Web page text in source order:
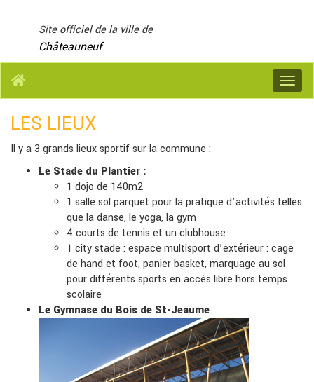
Site officiel de la ville de
Châteauneuf
Menu
LES LIEUX
Il y a 3 grands lieux sportif sur la commune :
Le Stade du Plantier :
1 dojo de 140m2
1 salle sol parquet pour la pratique d’activités telles
que la danse, le yoga, la gym
4 courts de tennis et un clubhouse
1 city stade : espace multisport d’extérieur : cage
de hand et foot, panier basket, marquage au sol
pour différents sports en accès libre hors temps
scolaire
Le Gymnase du Bois de St-Jeaume